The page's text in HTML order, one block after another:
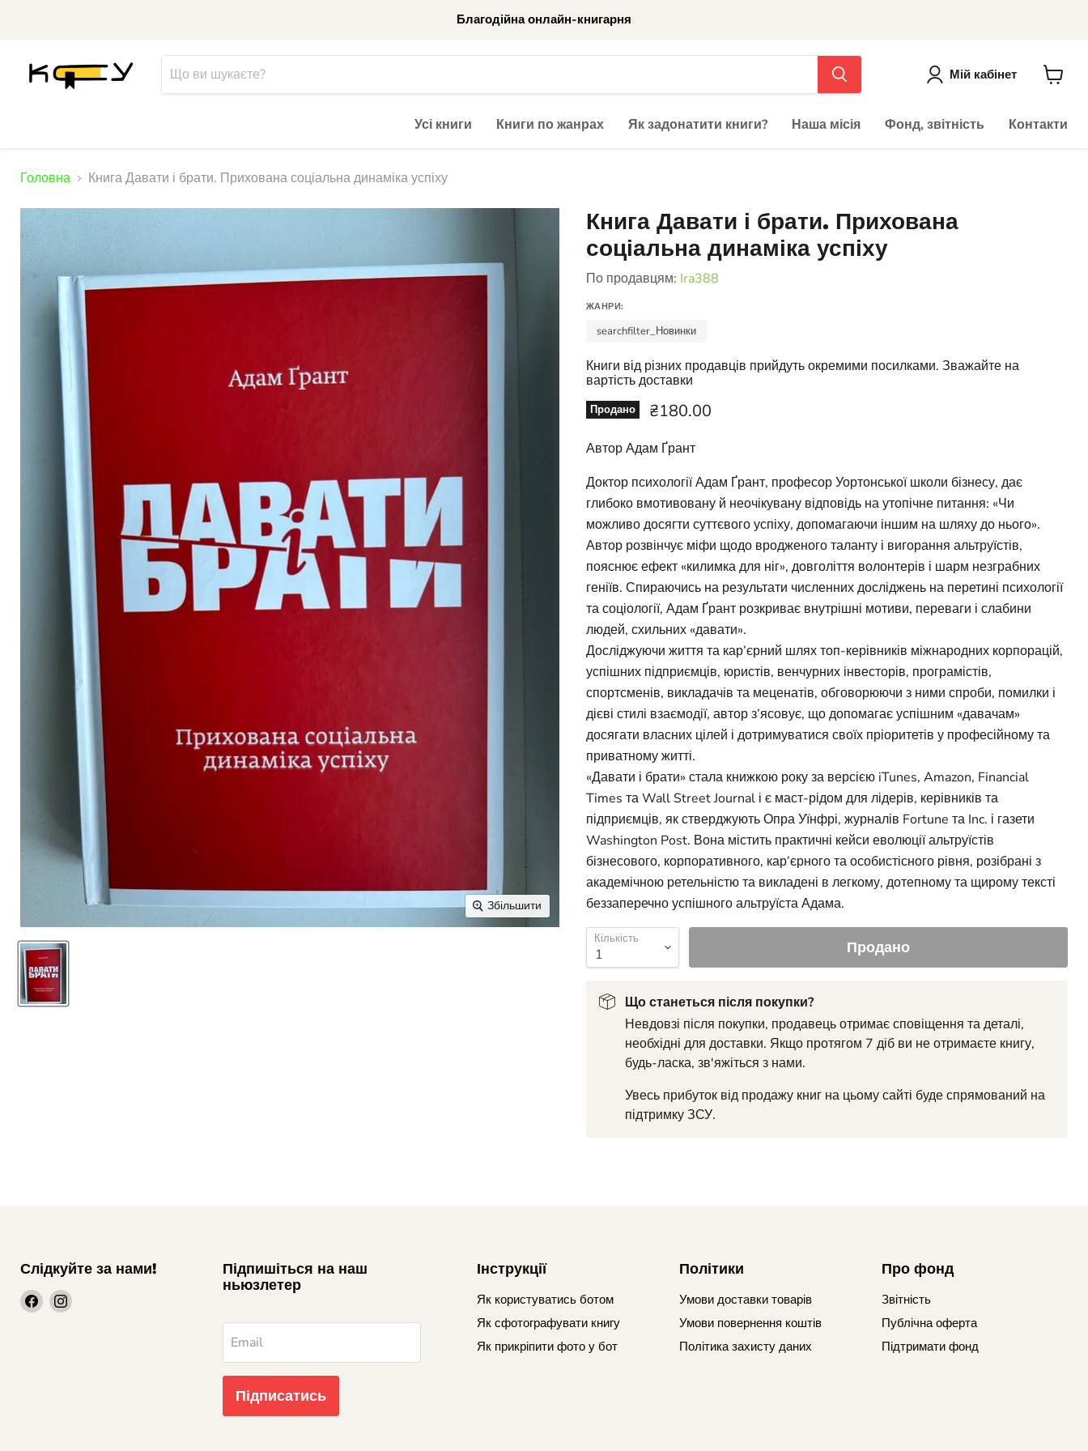
Благодійна онлайн-книгарня
Мій кабінет
Усі книги
Книги по жанрах Як задонатити книги? Наша місія Фонд, звітність Контакти
Головна Книга Давати і брати. Прихована соціальна динаміка успіху
Збільшити
Книга Давати і брати. Прихована
соціальна динаміка успіху
По продавцям: Ira388
ЖАНРИ:
searchfilter_Новинки
Книги від різних продавців прийдуть окремими посилками. Зважайте на
вартість доставки
Продано Ціна зараз
₴180.00
Автор Адам Ґрант
Доктор психології Адам Ґрант, професор Уортонської школи бізнесу, дає
глибоко вмотивовану й неочікувану відповідь на утопічне питання: «Чи
можливо досягти суттєвого успіху, допомагаючи іншим на шляху до нього».
Автор розвінчує міфи щодо вродженого таланту і вигорання альтруїстів,
пояснює ефект «килимка для ніг», довголіття волонтерів і шарм незграбних
геніїв. Спираючись на результати численних досліджень на перетині психології
та соціології, Адам Ґрант розкриває внутрішні мотиви, переваги і слабини
людей, схильних «давати».
Досліджуючи життя та кар’єрний шлях топ-керівників міжнародних корпорацій,
успішних підприємців, юристів, венчурних інвесторів, програмістів,
спортсменів, викладачів та меценатів, обговорюючи з ними спроби, помилки і
дієві стилі взаємодії, автор з’ясовує, що допомагає успішним «давачам»
досягати власних цілей і дотримуватися своїх пріоритетів у професійному та
приватному житті.
«Давати і брати» стала книжкою року за версією iTunes, Amazon, Financial
Times та Wall Street Journal і є маст-рідом для лідерів, керівників та
підприємців, як стверджують Опра Уїнфрі, журналів Fortune та Inc. і газети
Washington Post. Вона містить практичні кейси еволюції альтруїстів
бізнесового, корпоративного, кар’єрного та особистісного рівня, розібрані з
академічною ретельністю та викладені в легкому, дотепному та щирому тексті
беззаперечно успішного альтруїста Адама.
Кількість Продано
Що станеться після покупки?
Невдовзі після покупки, продавець отримає сповіщення та деталі,
необхідні для доставки. Якщо протягом 7 діб ви не отримаєте книгу,
будь-ласка, зв'яжіться з нами.
Увесь прибуток від продажу книг на цьому сайті буде спрямований на
підтримку ЗСУ.
Слідкуйте за нами!
шукайтешукайте
Підпишіться на наш
ньюзлетер
Email
Підписатись
Інструкції
Як користуватись ботом
Як сфотографувати книгу
Як прикріпити фото у бот
Політики
Умови доставки товарів
Умови повернення коштів
Політика захисту даних
Про фонд
Звітність
Публічна оферта
Підтримати фонд